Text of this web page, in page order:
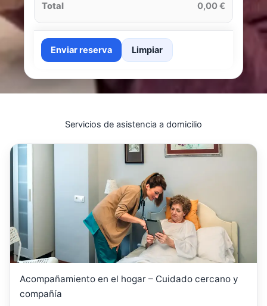
Total
0,00 €
Enviar reserva Limpiar
Servicios de asistencia a domicilio
Acompañamiento en el hogar – Cuidado cercano y
compañía